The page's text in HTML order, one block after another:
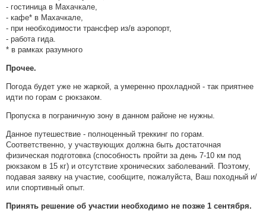
- гостиница в Махачкале,
- кафе* в Махачкале,
- при необходимости трансфер из/в аэропорт,
- работа гида.
* в рамках разумного
Прочее.
Погода будет уже не жаркой, а умеренно прохладной - так приятнее
идти по горам с рюкзаком.
Пропуска в пограничную зону в данном районе не нужны.
Данное путешествие - полноценный треккинг по горам.
Соответственно, у участвующих должна быть достаточная
физическая подготовка (способность пройти за день 7-10 км под
рюкзаком в 15 кг) и отсутствие хронических заболеваний. Поэтому,
подавая заявку на участие, сообщите, пожалуйста, Ваш походный и/
или спортивный опыт.
Принять решение об участии необходимо не позже 1 сентября.